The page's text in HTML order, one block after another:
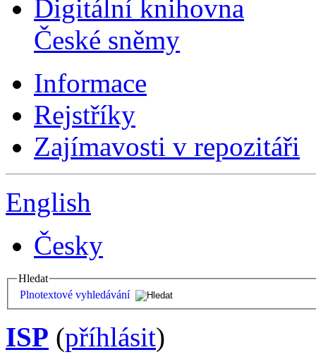
Digitální knihovna
České sněmy
Informace
Rejstříky
Zajímavosti v repozitáři
English
Česky
Hledat
Plnotextové vyhledávání
ISP (příhlásit)